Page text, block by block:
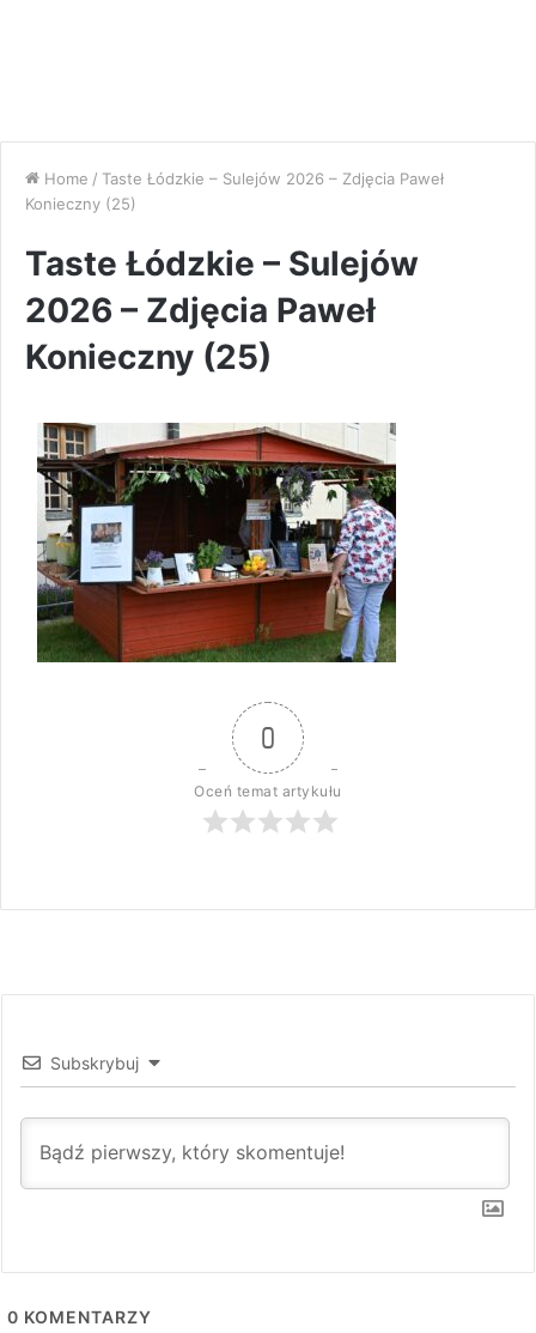
Home / Taste Łódzkie – Sulejów 2026 – Zdjęcia Paweł
Konieczny (25)
Taste Łódzkie – Sulejów
2026 – Zdjęcia Paweł
Konieczny (25)
0
Oceń temat artykułu
Subskrybuj
0 KOMENTARZY